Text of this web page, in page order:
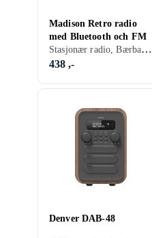
Madison Retro radio
med Bluetooth och FM
Stasjonær radio, Bærbar radio, FM, DAB, DAB+, Batteri, Retro Radio, USB, Analog 3,5mm-inngang
438 ,-
Denver DAB-48